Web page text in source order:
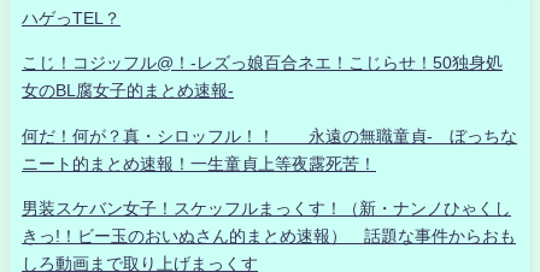
ハゲっTEL？
こじ！コジッフル@！-レズっ娘百合ネエ！こじらせ！50独身処
女のBL腐女子的まとめ速報-
何だ！何が？真・シロッフル！！ 永遠の無職童貞- ぼっちな
ニート的まとめ速報！一生童貞上等夜露死苦！
男装スケバン女子！スケッフルまっくす！（新・ナンノひゃくし
きっ!！ビー玉のおいぬさん的まとめ速報） 話題な事件からおも
しろ動画まで取り上げまっくす